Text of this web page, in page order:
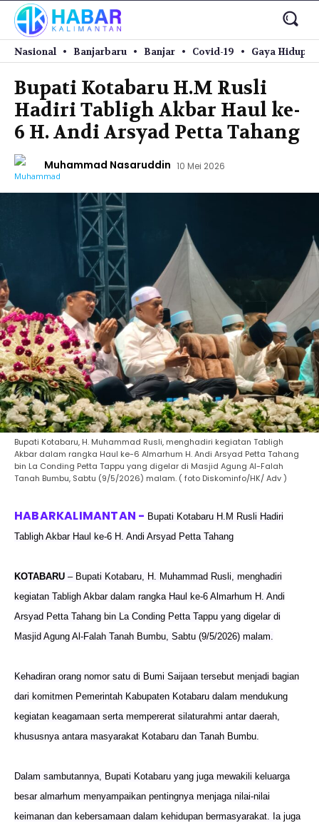
Nasional Banjarbaru Banjar Covid-19 Gaya Hidup
Bupati Kotabaru H.M Rusli
Hadiri Tabligh Akbar Haul ke-
6 H. Andi Arsyad Petta Tahang
Muhammad Nasaruddin 10 Mei 2026
Bupati Kotabaru, H. Muhammad Rusli, menghadiri kegiatan Tabligh
Akbar dalam rangka Haul ke-6 Almarhum H. Andi Arsyad Petta Tahang
bin La Conding Petta Tappu yang digelar di Masjid Agung Al-Falah
Tanah Bumbu, Sabtu (9/5/2026) malam. ( foto Diskominfo/HK/ Adv )
Bupati Kotabaru H.M Rusli Hadiri
Tabligh Akbar Haul ke-6 H. Andi Arsyad Petta Tahang
KOTABARU – Bupati Kotabaru, H. Muhammad Rusli, menghadiri
kegiatan Tabligh Akbar dalam rangka Haul ke-6 Almarhum H. Andi
Arsyad Petta Tahang bin La Conding Petta Tappu yang digelar di
Masjid Agung Al-Falah Tanah Bumbu, Sabtu (9/5/2026) malam.
Kehadiran orang nomor satu di Bumi Saijaan tersebut menjadi bagian
dari komitmen Pemerintah Kabupaten Kotabaru dalam mendukung
kegiatan keagamaan serta mempererat silaturahmi antar daerah,
khususnya antara masyarakat Kotabaru dan Tanah Bumbu.
Dalam sambutannya, Bupati Kotabaru yang juga mewakili keluarga
besar almarhum menyampaikan pentingnya menjaga nilai-nilai
keimanan dan kebersamaan dalam kehidupan bermasyarakat. Ia juga